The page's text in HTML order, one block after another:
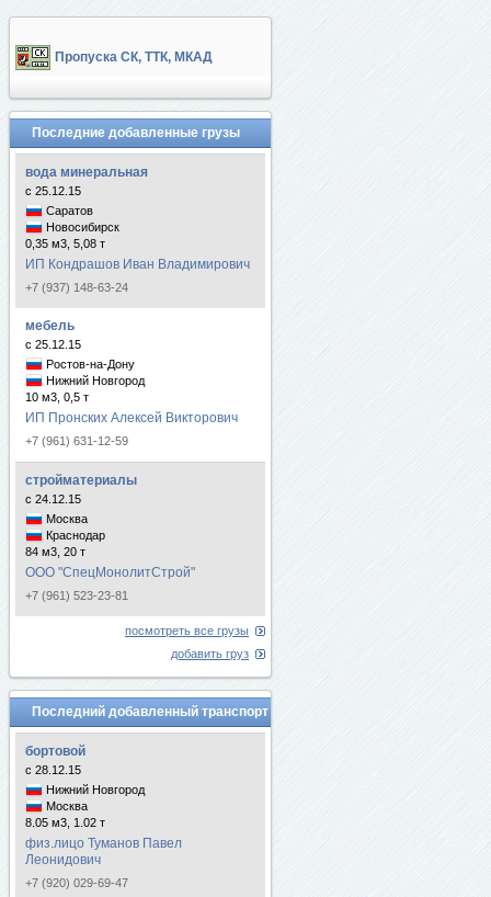
Пропуска СК, ТТК, МКАД
Последние добавленные грузы
вода минеральная
с 25.12.15
Саратов
Новосибирск
0,35 м3, 5,08 т
ИП Кондрашов Иван Владимирович
+7 (937) 148-63-24
мебель
с 25.12.15
Ростов-на-Дону
Нижний Новгород
10 м3, 0,5 т
ИП Пронских Алексей Викторович
+7 (961) 631-12-59
стройматериалы
с 24.12.15
Москва
Краснодар
84 м3, 20 т
ООО "СпецМонолитСтрой"
+7 (961) 523-23-81
посмотреть все грузы
добавить груз
Последний добавленный транспорт
бортовой
с 28.12.15
Нижний Новгород
Москва
8.05 м3, 1.02 т
физ.лицо Туманов Павел
Леонидович
+7 (920) 029-69-47